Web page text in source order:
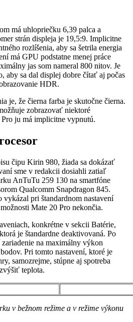
má uhlopriečku 6,39 palca a
strán displeja je 19,5:9. Implicitne
rozlíšenia, aby sa šetrila energia
má GPU podstatne menej práce
jas som nameral 800 nitov. Je
aby sa dal displej dobre čítať aj počas
HDR.
je, že čierna farba je skutočne čierna.
zobrazovať niektoré
ju má implicitne vypnutú.
čipu Kirin 980, žiada sa dokázať
sme v redakcii dosiahli zatiaľ
AnTuTu 259 130 na smartfóne
Qualcomm Snapdragon 845.
pri štandardnom nastavení
Mate 20 Pro nekončia.
konkrétne v sekcii Batérie,
je štandardne deaktivovaná. Po
na maximálny výkon
Pri tomto nastavení, ktoré je
samozrejme, stúpne aj spotreba
teplota.
v bežnom režime a v režime výkonu